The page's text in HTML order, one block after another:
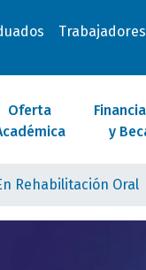
Trabajadores
Oferta
y
Rehabilitación Oral